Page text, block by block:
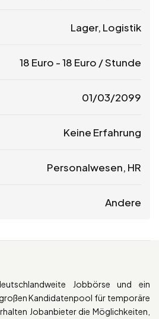
Lager, Logistik
18 Euro -18 Euro / Stunde
01/03/2099
Keine Erfahrung
Personalwesen, HR
Andere
Jobbörse und ein
Kandidatenpool für temporäre
Jobanbieter die Möglichkeiten,